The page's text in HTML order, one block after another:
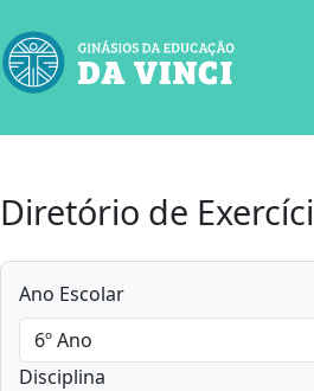
Diretório de
Ano Escolar
Disciplina